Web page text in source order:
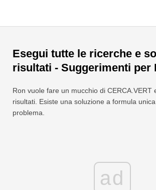
content
Funzioni Excel
Grafico
Suggerimenti su Excel
C ++
DSA
Esegui tutte le ricerche e
risultati - Suggerimenti per
Ron vuole fare un mucchio di CERCA.VERT
risultati. Esiste una soluzione a formula
problema.
ad